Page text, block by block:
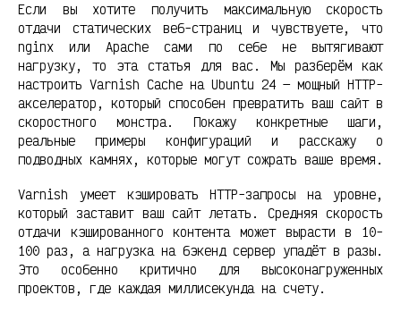
Если вы хотите получить максимальную скорость
отдачи статических веб-страниц и чувствуете, что
nginx или Apache сами по себе не вытягивают
нагрузку, то эта статья для вас. Мы разберём как
настроить Varnish Cache на Ubuntu 24 — мощный HTTP-
акселератор, который способен превратить ваш сайт в
скоростного монстра. Покажу конкретные шаги,
реальные примеры конфигураций и расскажу о
подводных камнях, которые могут сожрать ваше время.
Varnish умеет кэшировать HTTP-запросы на уровне,
который заставит ваш сайт летать. Средняя скорость
отдачи кэшированного контента может вырасти в 10-
100 раз, а нагрузка на бэкенд сервер упадёт в разы.
Это особенно критично для высоконагруженных
проектов, где каждая миллисекунда на счету.